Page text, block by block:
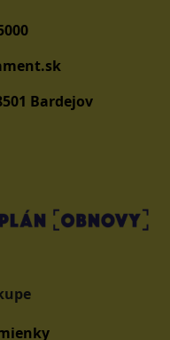
Bardejov